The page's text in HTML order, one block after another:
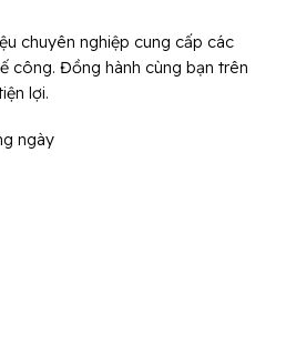
chuyên nghiệp cung cấp các
công. Đồng hành cùng bạn trên
lợi.
ngày